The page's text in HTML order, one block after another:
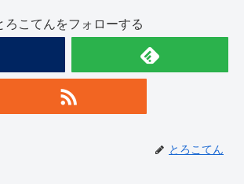
ろこてんをフォローする
とろこてん